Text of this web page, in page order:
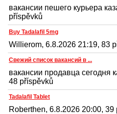
вакансии пешего курьера
příspěvků
Buy Tadalafil 5mg
Willierom, 6.8.2026 21:19, 83
Свежий список вакансий в ...
вакансии продавца сегодня
48 příspěvků
Tadalafil Tablet
Roberthen, 6.8.2026 20:00, 39